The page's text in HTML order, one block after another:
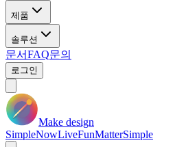
제품
솔루션
문서FAQ문의
로그인
Make design
SimpleNowLiveFunMatterSimple